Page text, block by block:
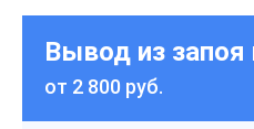
Вывод из
от 2 800 руб.